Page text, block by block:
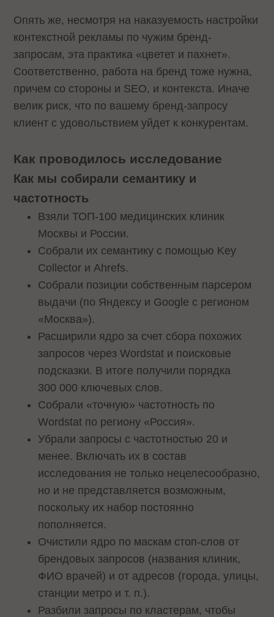
Опять же, несмотря на наказуемость настройки
контекстной рекламы по чужим бренд-
запросам, эта практика «цветет и пахнет».
Соответственно, работа на бренд тоже нужна,
причем со стороны и SEO, и контекста. Иначе
велик риск, что по вашему бренд-запросу
клиент с удовольствием уйдет к конкурентам.
Как проводилось исследование
Как мы собирали семантику и
частотность
Взяли ТОП-100 медицинских клиник
Москвы и России.
Собрали их семантику с помощью Key
Collector и Ahrefs.
Собрали позиции собственным парсером
выдачи (по Яндексу и Google с регионом
«Москва»).
Расширили ядро за счет сбора похожих
запросов через Wordstat и поисковые
подсказки. В итоге получили порядка
300 000 ключевых слов.
Собрали «точную» частотность по
Wordstat по региону «Россия».
Убрали запросы с частотностью 20 и
менее. Включать их в состав
исследования не только нецелесообразно,
но и не представляется возможным,
поскольку их набор постоянно
пополняется.
Очистили ядро по маскам стоп-слов от
брендовых запросов (названия клиник,
ФИО врачей) и от адресов (города, улицы,
станции метро и т. п.).
Разбили запросы по кластерам, чтобы